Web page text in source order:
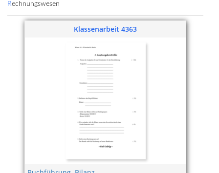
Rechnungswesen
Klassenarbeit 4363